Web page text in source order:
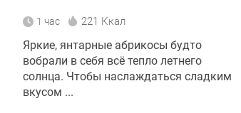
1 час 221 Ккал
Яркие, янтарные абрикосы будто
вобрали в себя всё тепло летнего
солнца. Чтобы наслаждаться сладким
вкусом ...